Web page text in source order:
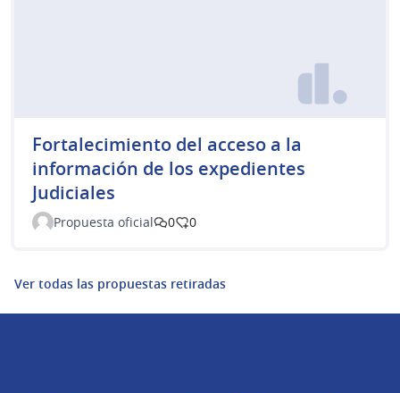
Fortalecimiento del acceso a la
información de los expedientes
Judiciales
Propuesta oficial 0 0
Ver todas las propuestas retiradas